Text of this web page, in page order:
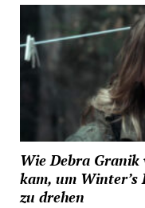
Wie Debra Granik
kam, um Winter’s
zu drehen